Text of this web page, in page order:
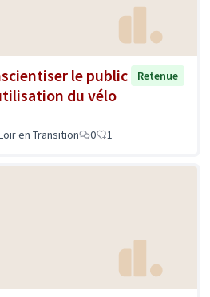
le public
du vélo
Retenue
en Transition 0 1